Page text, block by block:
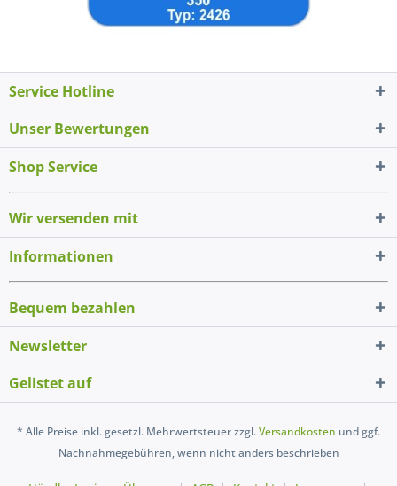
Service Hotline
Unser Bewertungen
Shop Service
Wir versenden mit
Informationen
Bequem bezahlen
Newsletter
Gelistet auf
* Alle Preise inkl. gesetzl. Mehrwertsteuer zzgl.Versandkosten und ggf.
Nachnahmegebühren, wenn nicht anders beschrieben